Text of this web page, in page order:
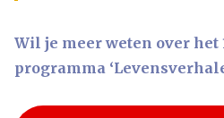
Wil je meer weten over
programma